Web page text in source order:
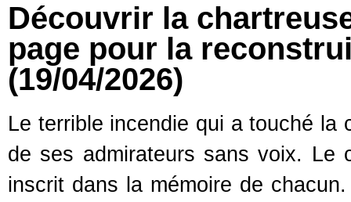
Découvrir la
page pour la
(19/04/2026)
Le terrible incendie qui a touché la
de ses admirateurs sans voix. Le
inscrit dans la mémoire de